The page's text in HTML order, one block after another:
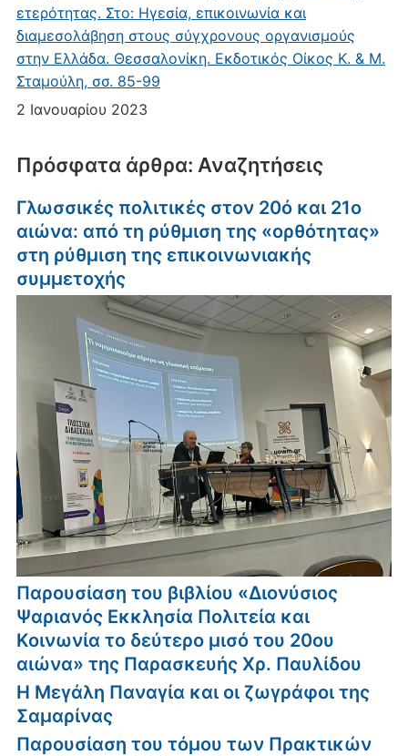
ετερότητας. Στο: Ηγεσία, επικοινωνία και
διαμεσολάβηση στους σύγχρονους οργανισμούς
στην Ελλάδα. Θεσσαλονίκη. Εκδοτικός Οίκος Κ. & Μ.
Σταμούλη, σσ. 85-99
2 Ιανουαρίου 2023
Πρόσφατα άρθρα: Αναζητήσεις
Γλωσσικές πολιτικές στον 20ό και 21ο
αιώνα: από τη ρύθμιση της «ορθότητας»
στη ρύθμιση της επικοινωνιακής
συμμετοχής
Παρουσίαση του βιβλίου «Διονύσιος
Ψαριανός Εκκλησία Πολιτεία και
Κοινωνία το δεύτερο μισό του 20ου
αιώνα» της Παρασκευής Χρ. Παυλίδου
Η Μεγάλη Παναγία και οι ζωγράφοι της
Σαμαρίνας
Παρουσίαση του τόμου των Πρακτικών